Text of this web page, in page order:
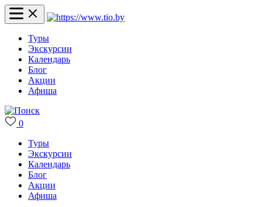
Туры
Экскурсии
Календарь
Блог
Акции
Афиша
0
Туры
Экскурсии
Календарь
Блог
Акции
Афиша